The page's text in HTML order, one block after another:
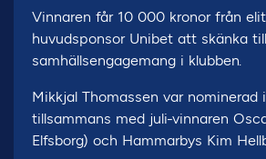
Vinnaren får 10 000 kronor från
huvudsponsor Unibet att skänka
samhällsengagemang i klubben.
Mikkjal Thomassen var nominerad
tillsammans med juli-vinnaren
Elfsborg) och Hammarbys Kim